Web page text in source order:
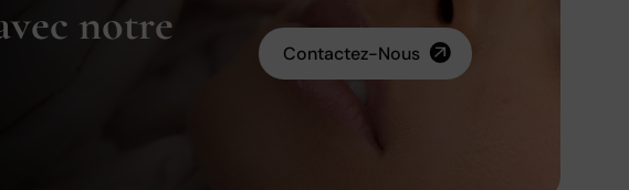
notre
Contactez-Nous